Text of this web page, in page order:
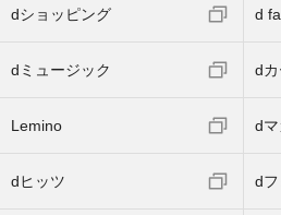
dショッピング d
dミュージック d
Lemino d
dヒッツ dフ